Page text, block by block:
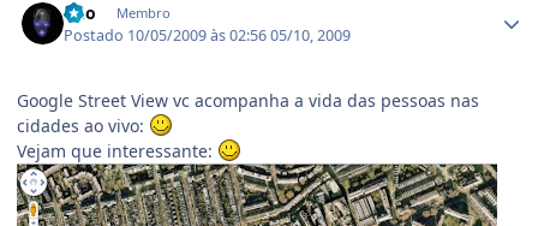
kdo Membro
Postado 10/05/2009 às 02:5605/10, 2009
Google Street View vc acompanha a vida das pessoas nas
cidades ao vivo:
Vejam que interessante: